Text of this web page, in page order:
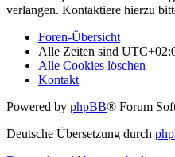
verlangen. Kontaktiere hierzu
Foren-Übersicht
Alle Zeiten sind
Alle Cookies löschen
Kontakt
Powered by phpBB® Forum
Deutsche Übersetzung durch